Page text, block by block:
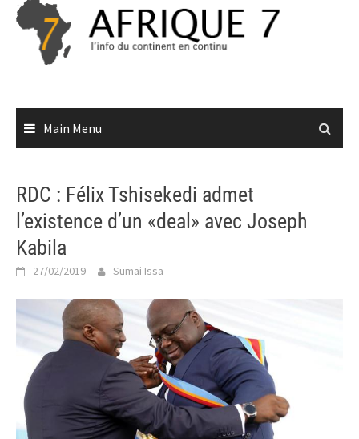
Skip
content
Main Menu
RDC : Félix Tshisekedi admet
l’existence d’un «deal» avec Joseph
Kabila
27/02/2019 Sumai Issa